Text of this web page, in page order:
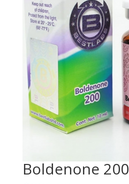
Boldenone 200